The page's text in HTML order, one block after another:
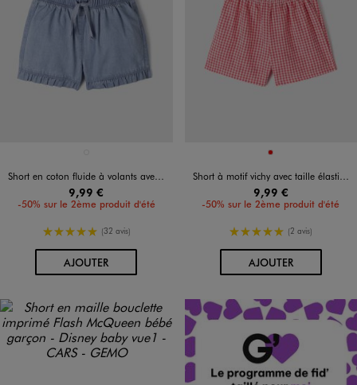
Short en coton fluide à volants avec taille ajustable bébé fille
9,99 €
-50% sur le 2ème produit d'été
5/5 de moyenne
(32 avis)
AJOUTERAU PANIER
Disponible en 1 coloris
ROUGE
Short à motif vichy avec taille élastique bébé fille
9,99 €
-50% sur le 2ème produit d'été
5/5 de moyenne
(2 avis)
AJOUTERAU PANIER